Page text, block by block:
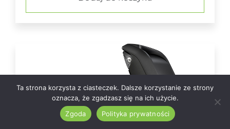
Ta strona korzysta z ciasteczek. Dalsze korzystanie ze strony
oznacza, że zgadzasz się na ich użycie.
Zgoda
Polityka prywatności